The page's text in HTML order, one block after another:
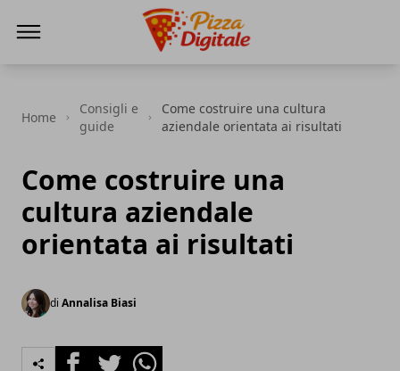
Home
Consigli e
guide
Come costruire una cultura
aziendale orientata ai risultati
Come costruire una
cultura aziendale
orientata ai risultati
di Annalisa Biasi
FacebookTwitterWhatsapp